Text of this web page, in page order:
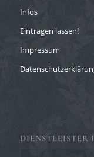
Infos
Eintragen lassen!
Impressum
DIENSTLEISTER